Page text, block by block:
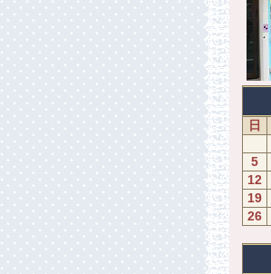
日
5
12
19
26